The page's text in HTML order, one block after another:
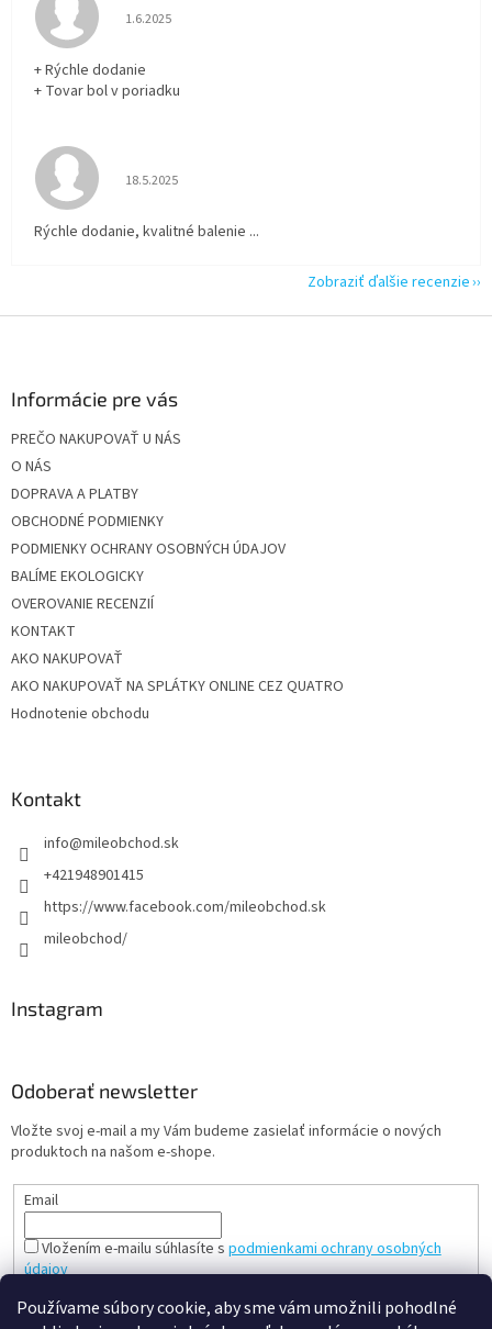
Používame súbory cookie, aby sme vám umožnili pohodlné
Hodnotenie obchodu je 5 z 5 hviezdičiek.
1.6.2025
+ Rýchle dodanie
+ Tovar bol v poriadku
Hodnotenie obchodu je 5 z 5 hviezdičiek.
18.5.2025
Rýchle dodanie, kvalitné balenie ...
Zobraziť ďalšie recenzie
Informácie pre vás
PREČO NAKUPOVAŤ U NÁS
O NÁS
DOPRAVA A PLATBY
OBCHODNÉ PODMIENKY
PODMIENKY OCHRANY OSOBNÝCH ÚDAJOV
BALÍME EKOLOGICKY
OVEROVANIE RECENZIÍ
KONTAKT
AKO NAKUPOVAŤ
AKO NAKUPOVAŤ NA SPLÁTKY ONLINE CEZ QUATRO
Hodnotenie obchodu
Kontakt
info@mileobchod.sk
+421948901415
https://www.facebook.com/mileobchod.sk
mileobchod/
Instagram
Odoberať newsletter
Vložte svoj e-mail a my Vám budeme zasielať informácie o nových
produktoch na našom e-shope.
Email
Vložením e-mailu súhlasíte s podmienkami ochrany osobných
údajov
PRIHLÁSIŤ SA